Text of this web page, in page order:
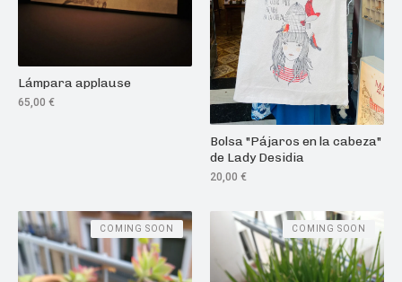
Lámpara applause
65,00 €
Bolsa "Pájaros en la cabeza"
de Lady Desidia
20,00 €
COMING SOON COMING SOON